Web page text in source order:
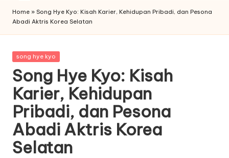
Home » Song Hye Kyo: Kisah Karier, Kehidupan Pribadi, dan Pesona
Abadi Aktris Korea Selatan
Posted
song hye kyo
Song Hye Kyo: Kisah
Karier, Kehidupan
Pribadi, dan Pesona
Abadi Aktris Korea
Selatan